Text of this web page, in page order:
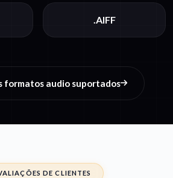
.AIFF
formatos audio suportados
DE CLIENTES